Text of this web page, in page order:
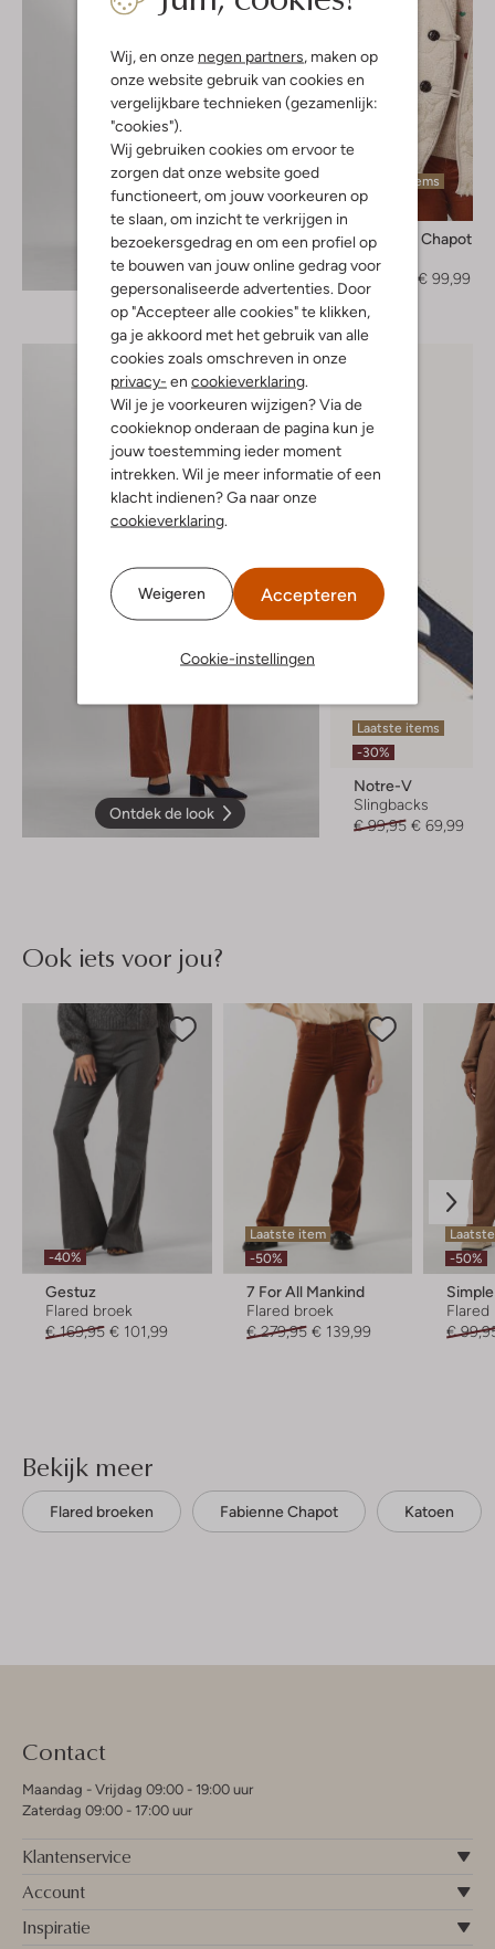
Wij, en onze negen partners , maken op
onze website gebruik van cookies en
vergelijkbare technieken (gezamenlijk:
"cookies").
Wij gebruiken cookies om ervoor te
zorgen dat onze website goed
functioneert, om jouw voorkeuren op
te slaan, om inzicht te verkrijgen in
bezoekersgedrag en om een profiel op
te bouwen van jouw online gedrag voor
gepersonaliseerde advertenties. Door
op "Accepteer alle cookies" te klikken,
ga je akkoord met het gebruik van alle
cookies zoals omschreven in onze
privacy- en cookieverklaring
Wil je je voorkeuren wijzigen? Via de
cookieknop onderaan de pagina kun je
jouw toestemming ieder moment
intrekken. Wil je meer informatie of een
klacht indienen? Ga naar onze
cookieverklaring
Weigeren Accepteren
Cookie-instellingen
Ontdek de look
Laatste items
-50%
Fabienne Chapot
€ 99,99
Ontdek de look
Laatste items
-30%
Notre-V
Slingbacks
€ 99,95 € 69,99
Ook iets voor jou?
-40%
Gestuz
Flared broek
€ 169,95 € 101,99
Laatste item
-50%
7 For All Mankind
Flared broek
€ 279,95 € 139,99
-50%
Simple
Flared
€
Bekijk meer
Flared broeken Fabienne Chapot Katoen
Contact
Maandag - Vrijdag 09:00 - 19:00 uur
Zaterdag 09:00 - 17:00 uur
Klantenservice
Account
Inspiratie